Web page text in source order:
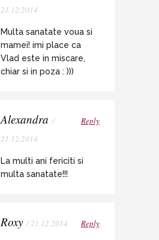
21.12.2014
Multa sanatate voua si
mamei! imi place ca
Vlad este in miscare,
chiar si in poza : )))
Alexandra /
21.12.2014
Reply
La multi ani fericiti si
multa sanatate!!!
Roxy / 21.12.2014 Reply